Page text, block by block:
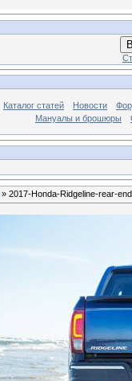
Каталог статей Новости
Мануалы и брошюры
» 2017-Honda-Ridgeline-rear-